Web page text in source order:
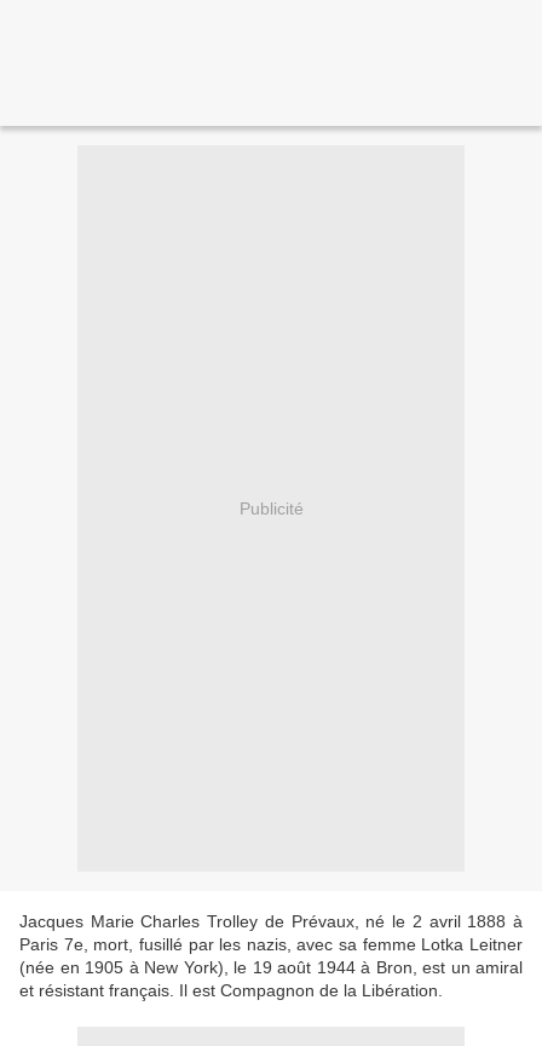
Publicité
Jacques Marie Charles Trolley de Prévaux, né le 2 avril 1888 à
Paris 7e, mort, fusillé par les nazis, avec sa femme Lotka Leitner
(née en 1905 à New York), le 19 août 1944 à Bron, est un amiral
et résistant français. Il est Compagnon de la Libération.